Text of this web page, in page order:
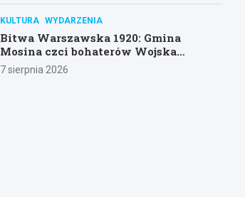
KULTURA WYDARZENIA
Bitwa Warszawska 1920: Gmina
Mosina czci bohaterów Wojska
Polskiego
7 sierpnia 2026